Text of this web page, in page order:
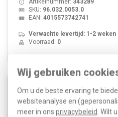
Wij gebruiken
Om u de beste ervaring te
websiteanalyse en
meer in ons privacybeleid . Wilt
Artikelnummer: 343289
SKU: 96.032.0053.0
EAN: 4015573742741
Verwachte levertijd: 1-2 weken
Voorraad: 0
Wieland 96.031.4253.1
250V 20A IP66/IP68/IP69